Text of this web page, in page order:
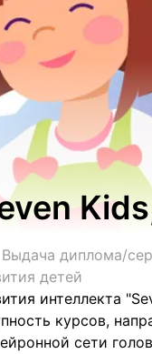
Выдача диплома/
детей
интеллекта
курсов,
сети